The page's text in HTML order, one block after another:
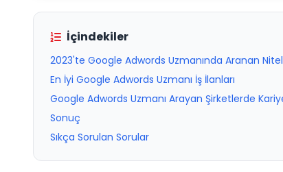
İçindekiler
2023'te Google Adwords Uzmanında Aranan
En İyi Google Adwords Uzmanı İş İlanları
Google Adwords Uzmanı Arayan Şirketlerde
Sonuç
Sıkça Sorulan Sorular